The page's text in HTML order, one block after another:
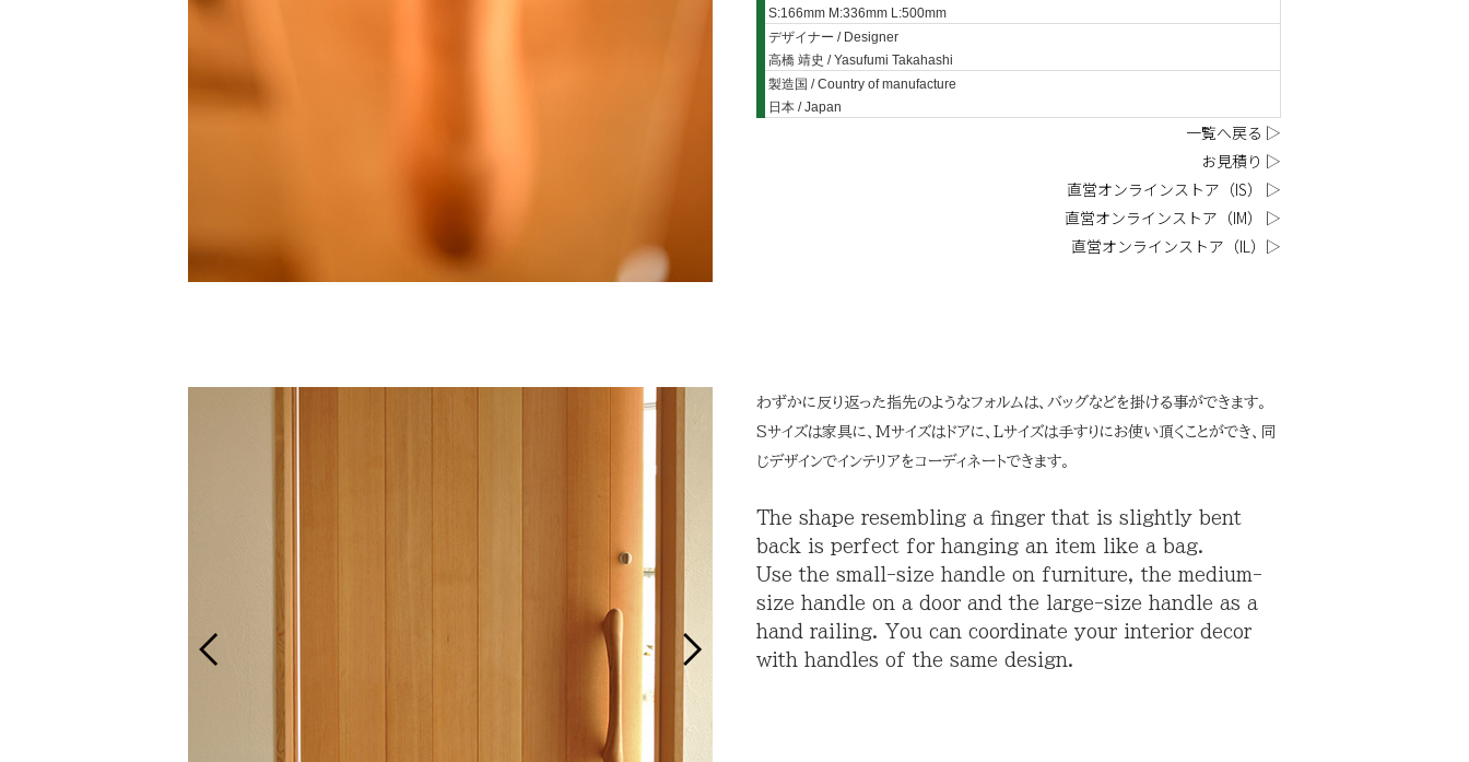
S:166mm M:336mm L:500mm
デザイナー / Designer
高橋 靖史 / Yasufumi Takahashi
製造国 / Country of manufacture
日本 / Japan
一覧へ戻る ▷
お見積り ▷
直営オンラインストア（IS） ▷
直営オンラインストア（IM） ▷
直営オンラインストア（IL）▷
わずかに反り返った指先のようなフォルムは、バッグなどを掛ける事ができます。
Sサイズは家具に、Mサイズはドアに、Lサイズは手すりにお使い頂くことができ、同
じデザインでインテリアをコーディネートできます。
The shape resembling a finger that is slightly bent
back is perfect for hanging an item like a bag.
Use the small-size handle on furniture, the medium-
size handle on a door and the large-size handle as a
hand railing. You can coordinate your interior decor
with handles of the same design.